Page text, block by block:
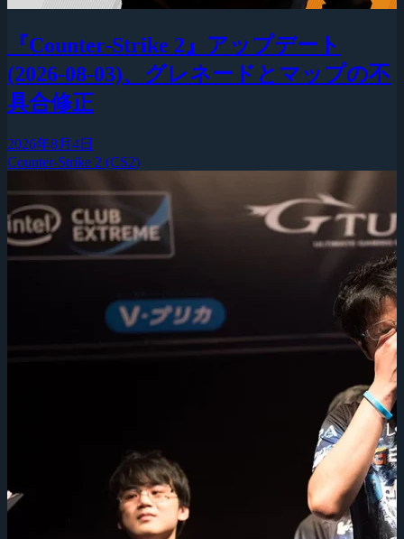
『Counter-Strike 2』アップデート
(2026-08-03)、グレネードとマップの不
具合修正
2026年8月4日
Counter-Strike 2 (CS2)